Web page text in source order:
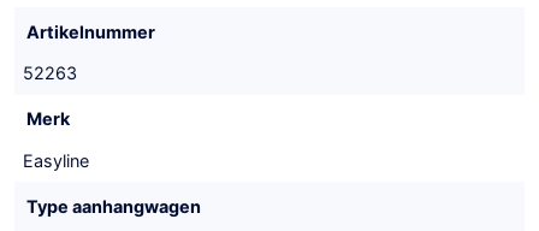
Artikelnummer
52263
Merk
Easyline
Type aanhangwagen